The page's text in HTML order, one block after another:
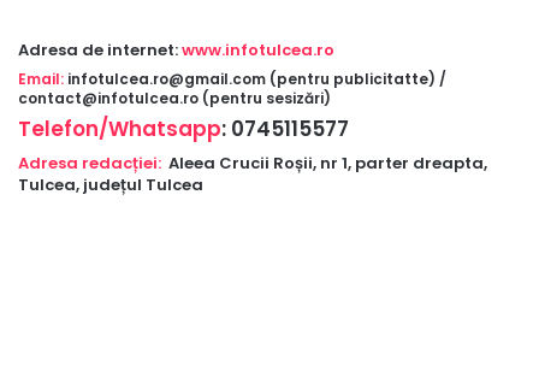
Adresa de internet:www.infotulcea.ro
Email: infotulcea.ro@gmail.com (pentru publicitatte) /
contact@infotulcea.ro (pentru sesizări)
Telefon/Whatsapp: 0745115577
Adresa redacției: Aleea Crucii Roșii, nr 1, parter dreapta,
Tulcea, județul Tulcea